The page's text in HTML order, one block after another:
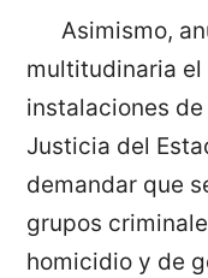
Asimismo,
multitudinaria
instalaciones
Justicia del
demandar que
grupos
homicidio y de